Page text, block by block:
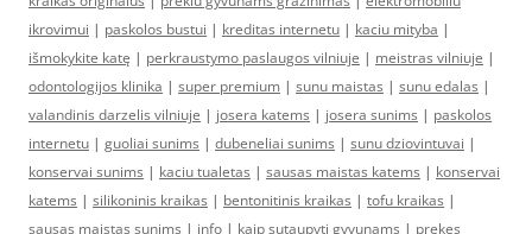
ikrovimui | paskolos bustui | kreditas internetu | kaciu mityba |
išmokykite katę | perkraustymo paslaugos vilniuje | meistras vilniuje |
odontologijos klinika | super premium | sunu maistas | sunu edalas |
valandinis darzelis vilniuje | josera katems | josera sunims | paskolos
internetu | guoliai sunims | dubeneliai sunims | sunu dziovintuvai |
konservai sunims | kaciu tualetas | sausas maistas katems | konservai
katems | silikoninis kraikas | bentonitinis kraikas | tofu kraikas |
sausas maistas sunims | info | kaip sutaupyti gyvunams | prekes